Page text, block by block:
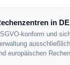
in
konform und
europäischen